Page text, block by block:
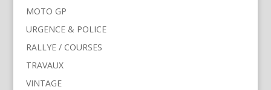
MOTO GP
URGENCE & POLICE
RALLYE / COURSES
TRAVAUX
VINTAGE